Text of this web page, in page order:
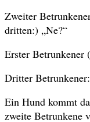
Zweiter
dritten:) „Ne?“
Erster
Dritter
Ein Hund kommt
zweite Betrunkene